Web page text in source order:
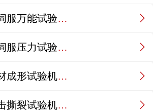
微机控制电液伺服万能试验机系列
微机控制电液伺服压力试验机系列
杯突试验及板材成形试验机系列
冲击及落锤冲击撕裂试验机系列系列